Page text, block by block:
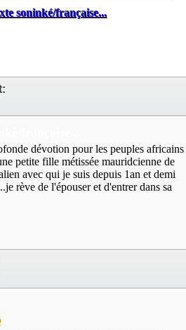
soninké/française...
dévotion pour les peuples africains
petite fille métissée mauridcienne de
avec qui je suis depuis 1an et demi
rève de l'épouser et d'entrer dans sa